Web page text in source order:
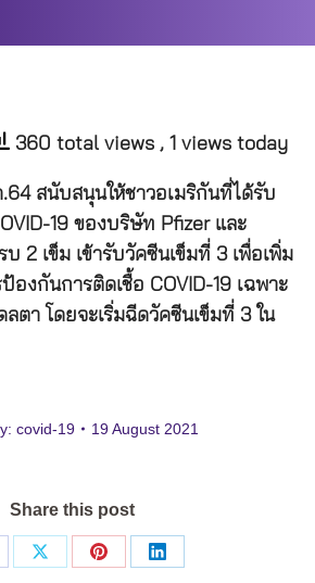
360 total views , 1 views today
สนับสนุนให้ชาวอเมริกันที่ได้รับ
19 ของบริษัท Pfizer และ
2 เข็ม เข้ารับวัคซีนเข็มที่ 3 เพื่อเพิ่ม
องกันการติดเชื้อ COVID-19 เฉพาะ
ตา โดยจะเริ่มฉีดวัคซีนเข็มที่ 3 ใน
covid-19 19 August 2021
Share this post
Share
Share
Share